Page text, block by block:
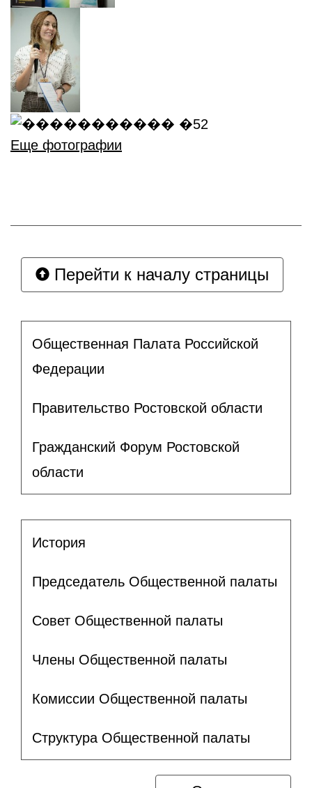
Еще фотографии
Перейти к началу страницы
Общественная Палата Российской
Федерации
Правительство Ростовской области
Гражданский Форум Ростовской
области
История
Председатель Общественной палаты
Совет Общественной палаты
Члены Общественной палаты
Комиссии Общественной палаты
Структура Общественной палаты